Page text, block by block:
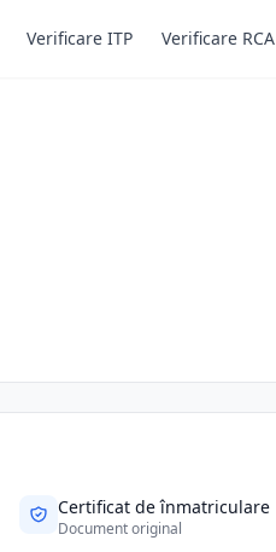
Verificare ITP Verificare RCA
Certificat de înmatriculare
Document original